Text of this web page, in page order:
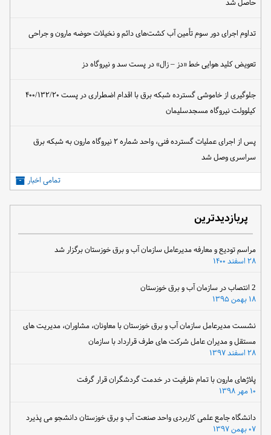
حاصل شد
تداوم اجرای دور سوم تأمین آب کشت‌های دائم و نخیلات حوضه مارون و جراحی
تعویض کلید هوایی خط «دز – زال» در پست سد و نیروگاه دز
جلوگیری از خاموشی گسترده شبکه برق با اقدام اضطراری در پست ۴۰۰/۱۳۲/۲۰
کیلوولت نیروگاه مسجدسلیمان
پس از اجرای عملیات گسترده فنی، واحد شماره ۲ نیروگاه مارون به شبکه برق
سراسری وصل شد
تمامی اخبار
پربازدیدترین
مراسم تودیع و معارفه مدیرعامل سازمان آب و برق خوزستان برگزار شد
۲۸ اسفند ۱۴۰۰
۱۸ بهمن ۱۳۹۵
نشست مدیرعامل سازمان آب و برق خوزستان با معاونان، مشاوران، مدیریت های
مستقل و مدیران عامل شرکت های طرف قرارداد با سازمان
۲۸ اسفند ۱۳۹۷
پلاژهای مارون با تمام ظرفیت در خدمت گردشگران قرار گرفت
دانشگاه جامع علمی کاربردی واحد صنعت آب و برق خوزستان دانشجو می پذیرد
۰۷ بهمن ۱۳۹۷